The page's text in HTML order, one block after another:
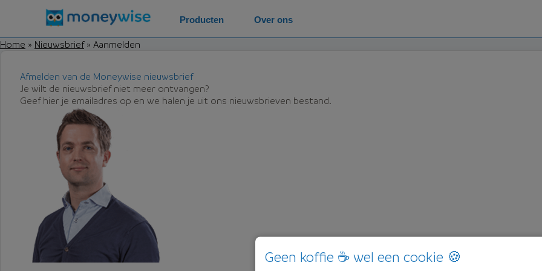
Home » Nieuwsbrief» Aanmelden
Afmelden van de Moneywise nieuwsbrief
Je wilt de nieuwsbrief niet meer ontvangen?
Geef hier je emailadres op en we halen je uit ons nieuwsbrieven bestand.
Producten Over ons
Geen koffie ☕ wel een cookie 🍪